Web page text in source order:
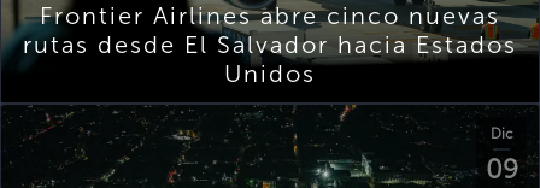
Frontier Airlines abre cinco nuevas
rutas desde El Salvador hacia Estados
Unidos
Dic
09